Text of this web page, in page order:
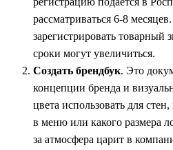
рассматриваться 6-8
зарегистрировать товарный
сроки могут увеличиться.
Создать брендбук. Это
концепции бренда и
цвета использовать для
в меню или какого размера
за атмосфера царит в